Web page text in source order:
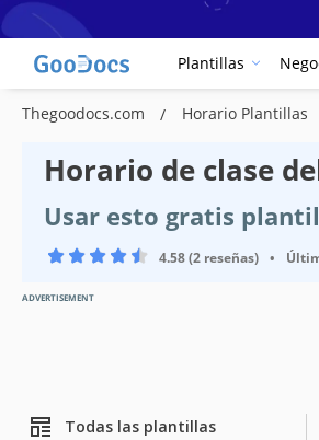
Plantillas
Thegoodocs.com Horario Plantillas
Horario de clase
Usar esto gratis
4.58 (2 reseñas) •
ADVERTISEMENT
Todas las plantillas